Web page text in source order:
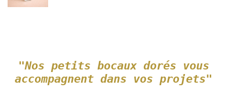
"Nos petits bocaux dorés vous
accompagnent dans vos projets"